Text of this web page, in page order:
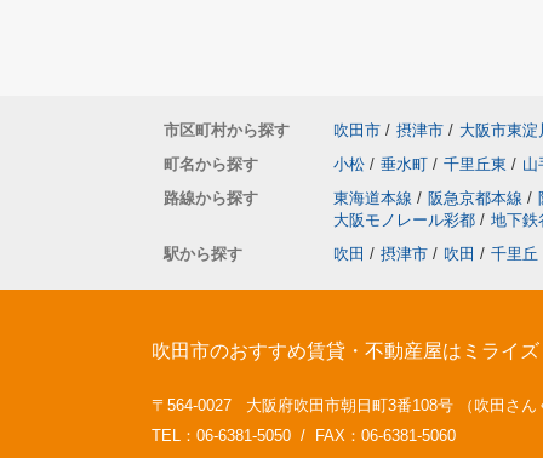
市区町村から探す 吹田市 / 摂津市 / 大阪市東淀
町名から探す
小松 / 垂水町 / 千里丘東 /
路線から探す
東海道本線 / 阪急京都本線 /
大阪モノレール彩都 / 地下鉄
駅から探す
吹田 / 摂津市 / 吹田 / 千里丘
吹田市のおすすめ賃貸・不動産屋はミライズ
〒564-0027 大阪府吹田市朝日町3番108号 （吹田さん
TEL：06-6381-5050 / FAX：06-6381-5060